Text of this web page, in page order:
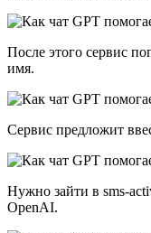
После этого сервис
имя.
Сервис предложит
Нужно зайти в sms-
OpenAI.